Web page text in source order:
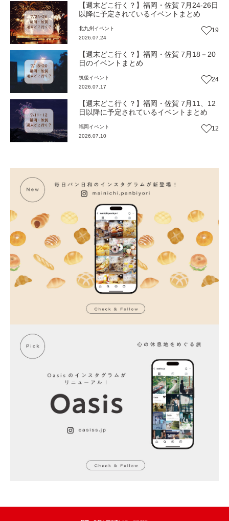
【週末どこ行く？】福岡・佐賀 7月24-26日
以降に予定されているイベントまとめ
北九州 イベント
2026.07.24
19
【週末どこ行く？】福岡・佐賀 7月18－20
日のイベントまとめ
筑後イベント
2026.07.17
24
【週末どこ行く？】福岡・佐賀 7月11、12
日以降に予定されているイベントまとめ
福岡 イベント
2026.07.10
12